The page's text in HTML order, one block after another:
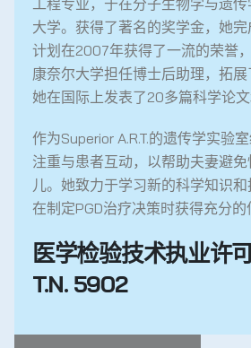
大学。获得了著名的奖学金，她
计划在2007年获得了一流的荣誉，
康奈尔大学担任博士后助理，拓展
她在国际上发表了20多篇科学论文
作为Superior A.R.T.的遗传学实验
注重与患者互动，以帮助夫妻避
儿。她致力于学习新的科学知识
在制定PGD治疗决策时获得充分的
医学检验技术执业许
T.N. 5902